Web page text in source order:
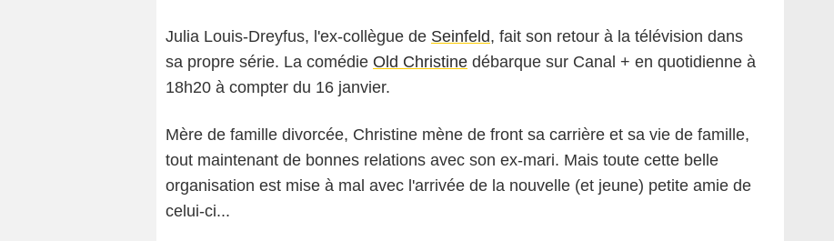
Julia Louis-Dreyfus, l'ex-collègue de Seinfeld, fait son retour à la télévision dans
sa propre série. La comédie Old Christine débarque sur Canal + en quotidienne à
18h20 à compter du 16 janvier.
Mère de famille divorcée, Christine mène de front sa carrière et sa vie de famille,
tout maintenant de bonnes relations avec son ex-mari. Mais toute cette belle
organisation est mise à mal avec l'arrivée de la nouvelle (et jeune) petite amie de
celui-ci...